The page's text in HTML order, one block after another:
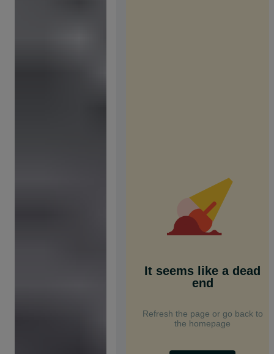
It seems like a dead
end
Refresh the page or go back to
the homepage